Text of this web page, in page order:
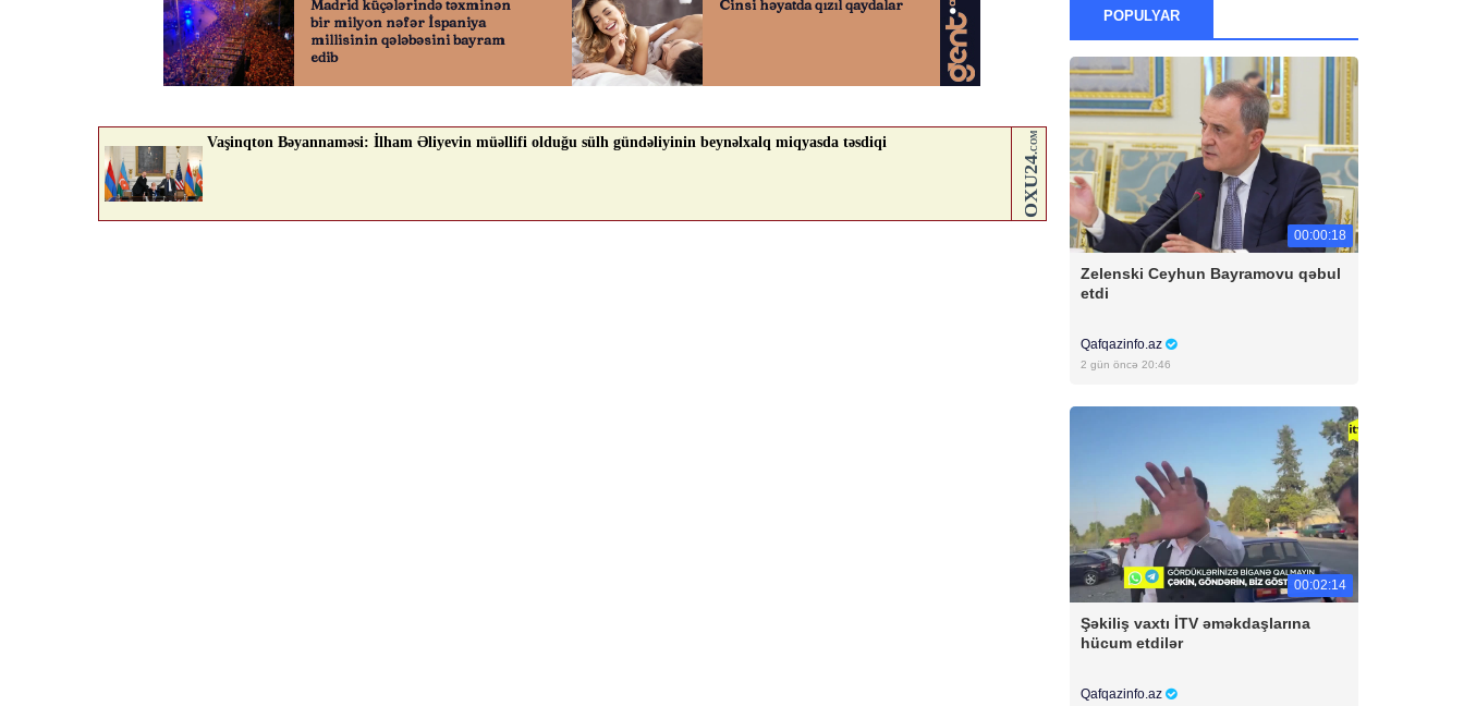
POPULYAR
00:00:18
Zelenski Ceyhun Bayramovu qəbul
etdi
Qafqazinfo.az
2 gün öncə 20:46
00:02:14
Şəkiliş vaxtı İTV əməkdaşlarına
hücum etdilər
Qafqazinfo.az